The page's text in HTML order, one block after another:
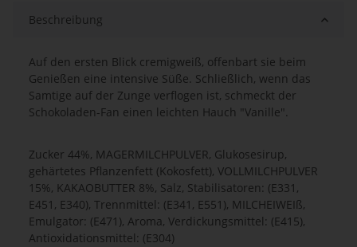
Beschreibung
Auf den ersten Blick cremigweiß, offenbart sie beim
Genießen eine intensive Süße. Schließlich, wenn das
Samtige auf der Zunge verflogen ist, schmeckt der
Schokoladen-Fan einen leichten Hauch "Vanille".
Zucker 44%, MAGERMILCHPULVER, Glukosesirup,
gehärtetes Pflanzenfett (Kokosfett), VOLLMILCHPULVER
15%, KAKAOBUTTER 8%, Salz, Stabilisatoren: (E331,
E451, E340), Trennmittel: (E341, E551), MILCHEIWEIß,
Emulgator: (E471), Aroma, Verdickungsmittel: (E415),
Antioxidationsmittel: (E304)